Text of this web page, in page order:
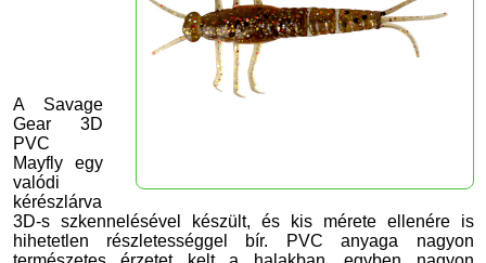
A Savage
Gear 3D
PVC
Mayfly egy
valódi
kérészlárva
3D-s szkennelésével készült, és kis mérete ellenére is
hihetetlen részletességgel bír. PVCanyaga nagyon